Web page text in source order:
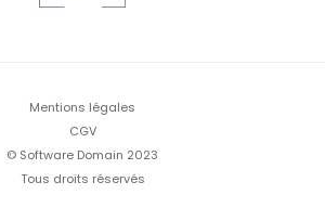
Mentions légales
CGV
© Software Domain 2023
Tous droits réservés